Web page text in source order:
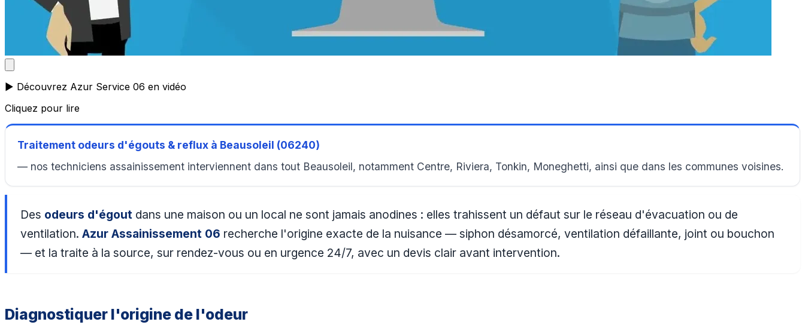
▶️ Découvrez Azur Service 06 en vidéo
Cliquez pour lire
Traitement odeurs d'égouts & reflux à Beausoleil (06240)
— nos techniciens assainissement interviennent dans tout Beausoleil, notamment Centre, Riviera, Tonkin, Moneghetti, ainsi que dans les communes voisines.
Des odeurs d'égout dans une maison ou un local ne sont jamais anodines : elles trahissent un défaut sur le réseau d'évacuation ou de
ventilation.Azur Assainissement 06 recherche l'origine exacte de la nuisance — siphon désamorcé, ventilation défaillante, joint ou bouchon
— et la traite à la source, sur rendez-vous ou en urgence 24/7, avec un devis clair avant intervention.
Diagnostiquer l'origine de l'odeur